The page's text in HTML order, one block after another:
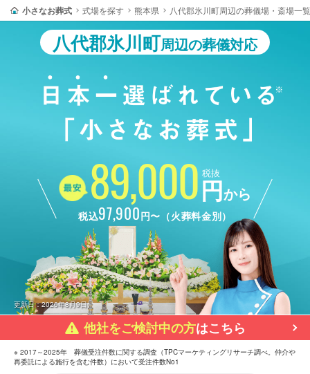
小さなお葬式 式場を探す 熊本県 八代郡氷川町周辺の葬儀場・斎場一覧
八代郡氷川町周辺の葬儀対応
89,000 税抜
円から
税込97,900円〜（火葬料金別）
更新日：2026年8月9日
他社をご検討中の方はこちら
※ 2017～2025年 葬儀受注件数に関する調査（TPCマーケティングリサーチ調べ。仲介や
再委託による施行を含む件数）において受注件数No1